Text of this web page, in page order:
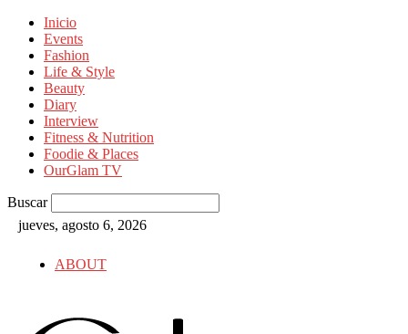
Inicio
Events
Fashion
Life & Style
Beauty
Diary
Interview
Fitness & Nutrition
Foodie & Places
OurGlam TV
Buscar
jueves, agosto 6, 2026
ABOUT